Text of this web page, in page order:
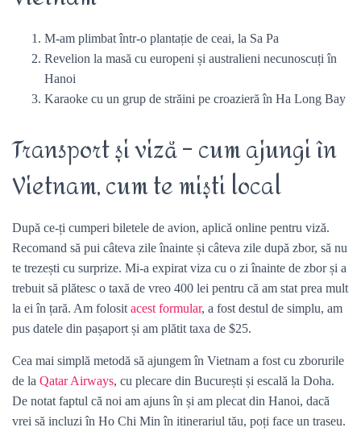
M-am plimbat într-o plantație de ceai, la Sa Pa
Revelion la masă cu europeni și australieni necunoscuți în
Hanoi
Karaoke cu un grup de străini pe croazieră în Ha Long Bay
Transport și viză – cum ajungi în
Vietnam, cum te miști local
După ce-ți cumperi biletele de avion, aplică online pentru viză.
Recomand să pui câteva zile înainte și câteva zile după zbor, să nu
te trezești cu surprize. Mi-a expirat viza cu o zi înainte de zbor și a
trebuit să plătesc o taxă de vreo 400 lei pentru că am stat prea mult
la ei în țară. Am folosit acest formular, a fost destul de simplu, am
pus datele din pașaport și am plătit taxa de $25.
Cea mai simplă metodă să ajungem în Vietnam a fost cu zborurile
de la Qatar Airways, cu plecare din București și escală la Doha.
De notat faptul că noi am ajuns în și am plecat din Hanoi, dacă
vrei să incluzi în Ho Chi Min în itinerariul tău, poți face un traseu.